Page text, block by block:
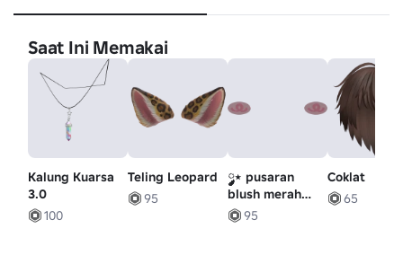
Saat Ini Memakai
Kalung Kuarsa
3.0
100
Teling Leopard
95
༘༘⋆ pusaran
blush merah
muda kawaii [
ORIGINAL ]
95
Coklat
65